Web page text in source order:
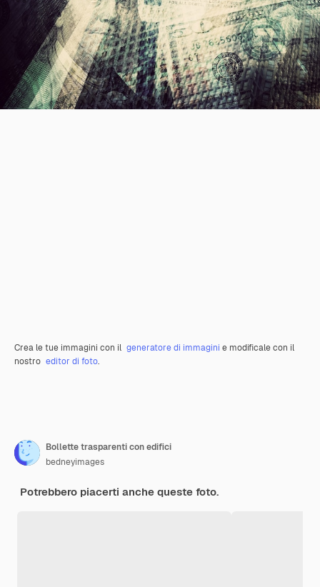
Crea le tue immagini con il generatore di immagini e modificale con il
nostro editor di foto.
Bollette trasparenti con edifici
bedneyimages
Potrebbero piacerti anche queste foto.